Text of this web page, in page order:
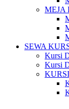
MEJA
SEWA
Kursi
Kursi